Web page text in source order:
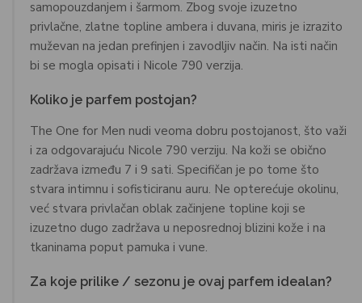
samopouzdanjem i šarmom. Zbog svoje izuzetno
privlačne, zlatne topline ambera i duvana, miris je izrazito
muževan na jedan prefinjen i zavodljiv način. Na isti način
bi se mogla opisati i Nicole 790 verzija.
Koliko je parfem postojan?
The One for Men nudi veoma dobru postojanost, što važi
i za odgovarajuću Nicole 790 verziju. Na koži se obično
zadržava između 7 i 9 sati. Specifičan je po tome što
stvara intimnu i sofisticiranu auru. Ne opterećuje okolinu,
već stvara privlačan oblak začinjene topline koji se
izuzetno dugo zadržava u neposrednoj blizini kože i na
tkaninama poput pamuka i vune.
Za koje prilike / sezonu je ovaj parfem idealan?